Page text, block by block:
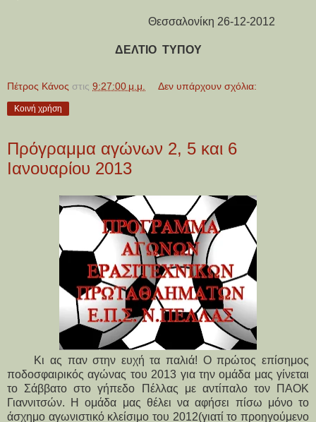
Θεσσαλονίκη 26-12-2012
ΔΕΛΤΙΟ ΤΥΠΟΥ
Πέτρος Κάνος στις 9:27:00 μ.μ. Δεν υπάρχουν σχόλια:
Κοινή χρήση
Πρόγραμμα αγώνων 2, 5 και 6
Ιανουαρίου 2013
Κι ας παν στην ευχή τα παλιά! Ο πρώτος επίσημος
ποδοσφαιρικός αγώνας του 2013 για την ομάδα μας γίνεται
το Σάββατο στο γήπεδο Πέλλας με αντίπαλο τον ΠΑΟΚ
Γιαννιτσών. Η ομάδα μας θέλει να αφήσει πίσω μόνο το
άσχημο αγωνιστικό κλείσιμο του 2012(γιατί το προηγούμενο